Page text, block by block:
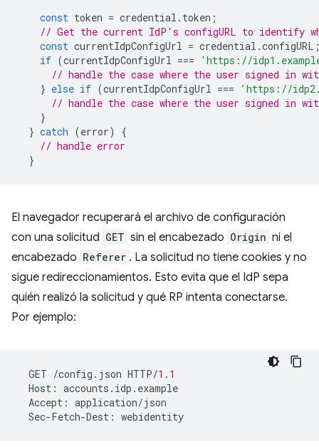
const token = credential . token ;
// Get the current IdP's configURL to identify
const currentIdpConfigUrl = credential .configURL
if (currentIdpConfigUrl ===
'https://
// handle the case where the user signed in
} else if (currentIdpConfigUrl ===
'https://
// handle the case where the user signed in
}
} catch (error)
{
// handle error
}
El navegador recuperará el archivo de configuración
con una solicitud GET sin el encabezado Origin ni el
encabezado Referer . La solicitud no tiene cookies y no
sigue redireccionamientos. Esto evita que el IdP sepa
quién realizó la solicitud y qué RP intenta conectarse.
Por ejemplo:
GET /config . json HTTP/1.1
Host : accounts . idp . example
Accept : application/json
Sec-Fetch-Dest : webidentity